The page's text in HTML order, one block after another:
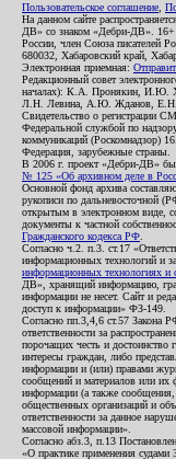
Пользовательское соглашение
На данном сайте
ДВ» со знаком «Дебри-ДВ».
России, член Союза писателей
680032, Хабаровский край,
Электронная приемная:
Редакционный совет
началах): К.А. Пронякин,
Л.Н. Левина, А.Ю. Жданов,
Свидетельство о регистрации
Федеральной службой по
коммуникаций (Роскомнадзор)
Федерация, зарубежные страны.
В 2006 г. проект «Дебри-ДВ»
№ 125 «Об архивном деле в
Основной фонд архива
рукописи по дальневосточной
открытым в электронном виде,
документы к частной
Гражданского кодекса РФ
Согласно ч.2. п.3. ст.17
информационных технологий и
информационных технологиях
ДВ», хранящий информацию,
информации не несет. Сайт и
доступ к информации» ФЗ-149.
Согласно пп.3,4,6 ст.57 Закона
ответственности за
порочащих честь и
интересы граждан, либо
информации и (или) правами
сообщений и материалов или их
информации (а также сообщения,
общественных организаций и
ответственности за данное
массовой информации».
Согласно абз.3, п.13
«О практике применения судами